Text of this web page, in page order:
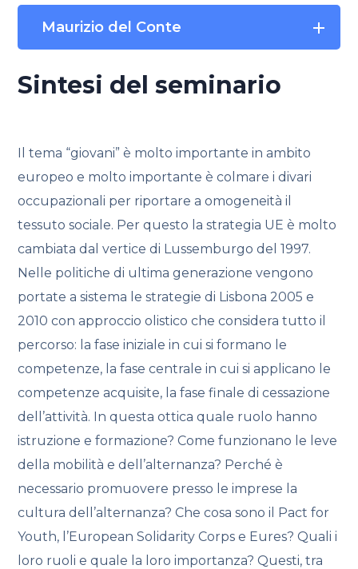
Maurizio del Conte
Sintesi del seminario
Il tema “giovani” è molto importante in ambito
europeo e molto importante è colmare i divari
occupazionali per riportare a omogeneità il
tessuto sociale. Per questo la strategia UE è molto
cambiata dal vertice di Lussemburgo del 1997.
Nelle politiche di ultima generazione vengono
portate a sistema le strategie di Lisbona 2005 e
2010 con approccio olistico che considera tutto il
percorso: la fase iniziale in cui si formano le
competenze, la fase centrale in cui si applicano le
competenze acquisite, la fase finale di cessazione
dell’attività. In questa ottica quale ruolo hanno
istruzione e formazione? Come funzionano le leve
della mobilità e dell’alternanza? Perché è
necessario promuovere presso le imprese la
cultura dell’alternanza? Che cosa sono il Pact for
Youth, l’European Solidarity Corps e Eures? Quali i
loro ruoli e quale la loro importanza? Questi, tra